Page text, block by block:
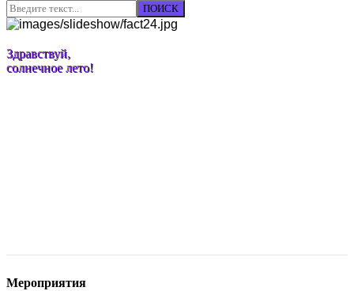
ПОИСК
Здравствуй,
солнечное лето!
Мероприятия